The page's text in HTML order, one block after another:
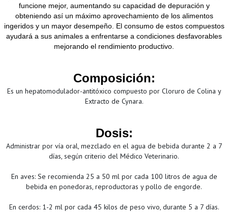
funcione mejor, aumentando su capacidad de depuración y
obteniendo así un máximo aprovechamiento de los alimentos
ingeridos y un mayor desempeño. El consumo de estos compuestos
ayudará a sus animales a enfrentarse a condiciones desfavorables
mejorando el rendimiento productivo.
Composición:
Es un hepatomodulador-antitóxico compuesto por Cloruro de Colina y
Extracto de Cynara.
Dosis:
Administrar por vía oral, mezclado en el agua de bebida durante 2 a 7
días, según criterio del Médico Veterinario.
En aves: Se recomienda 25 a 50 ml por cada 100 litros de agua de
bebida en ponedoras, reproductoras y pollo de engorde.
En cerdos: 1-2 ml por cada 45 kilos de peso vivo, durante 5 a 7 días.